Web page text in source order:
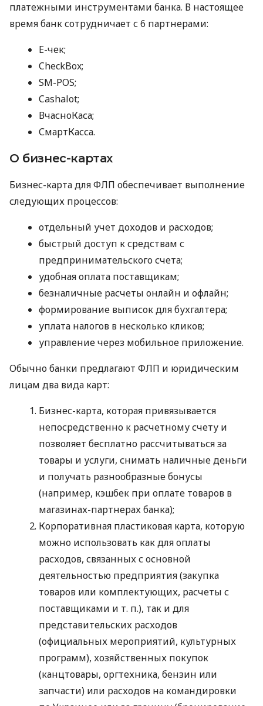
платежными инструментами банка. В настоящее
время банк сотрудничает с 6 партнерами:
E-чек;
CheckBox;
SM-POS;
Cashalot;
ВчасноКаса;
СмартКасса.
О бизнес-картах
Бизнес-карта для ФЛП обеспечивает выполнение
следующих процессов:
отдельный учет доходов и расходов;
быстрый доступ к средствам с
предпринимательского счета;
удобная оплата поставщикам;
безналичные расчеты онлайн и офлайн;
формирование выписок для бухгалтера;
уплата налогов в несколько кликов;
управление через мобильное приложение.
Обычно банки предлагают ФЛП и юридическим
лицам два вида карт:
Бизнес-карта, которая привязывается
непосредственно к расчетному счету и
позволяет бесплатно рассчитываться за
товары и услуги, снимать наличные деньги
и получать разнообразные бонусы
(например, кэшбек при оплате товаров в
магазинах-партнерах банка);
Корпоративная пластиковая карта, которую
можно использовать как для оплаты
расходов, связанных с основной
деятельностью предприятия (закупка
товаров или комплектующих, расчеты с
поставщиками и т. п.), так и для
представительских расходов
(официальных мероприятий, культурных
программ), хозяйственных покупок
(канцтовары, оргтехника, бензин или
запчасти) или расходов на командировки